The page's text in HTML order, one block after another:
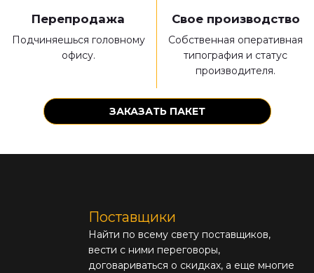
Перепродажа
Подчиняешься головному
офису.
Свое производство
Собственная оперативная
типография и статус
производителя.
ЗАКАЗАТЬ ПАКЕТ
Поставщики
Найти по всему свету поставщиков,
вести с ними переговоры,
договариваться о скидках, а еще многие